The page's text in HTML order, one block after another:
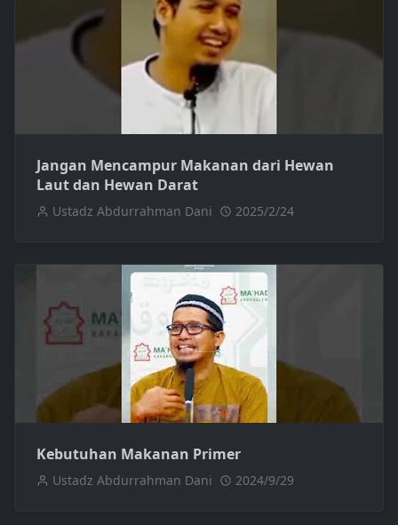
Jangan Mencampur Makanan dari Hewan
Laut dan Hewan Darat
Ustadz Abdurrahman Dani 2025/2/24
Kebutuhan Makanan Primer
Ustadz Abdurrahman Dani 2024/9/29